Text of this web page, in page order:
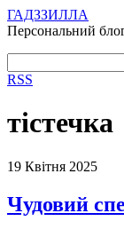
ГАДЗЗИЛЛА
Персональний
RSS
тістечка
19 Квітня 2025
Чудовий